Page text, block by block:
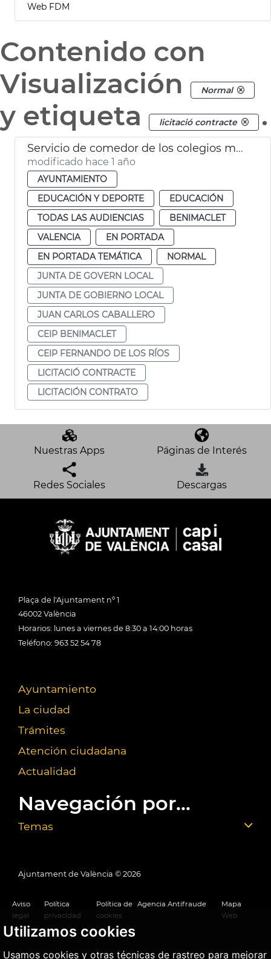
Utilizamos cookies
Usamos cookies y otras técnicas de rastreo para mejorar
Web FDM
Contenido con
Visualización
Normal
y etiqueta licitació contracte .
Servicio de comedor de los colegios municipales de València
modificado hace 1 año
AYUNTAMIENTO
EDUCACIÓN Y DEPORTE
EDUCACIÓN
TODAS LAS AUDIENCIAS
BENIMACLET
VALENCIA
EN PORTADA
EN PORTADA TEMÁTICA
NORMAL
JUNTA DE GOVERN LOCAL
JUNTA DE GOBIERNO LOCAL
JUAN CARLOS CABALLERO
CEIP BENIMACLET
CEIP FERNANDO DE LOS RÍOS
LICITACIÓ CONTRACTE
LICITACIÓN CONTRATO
Nuestras Apps Páginas de Interés
Redes Sociales Descargas
Plaça de l'Ajuntament nº 1
46002 València
Horarios: lunes a viernes de 8:30 a 14:00 horas
Teléfono: 963 52 54 78
Ayuntamiento
La ciudad
Trámites
Atención ciudadana
Actualidad
Navegación por...
Temas
Ajuntament de València © 2026
Aviso
legal
Política
privacidad
Política de
cookies
Agencia Antifraude
Mapa
Web